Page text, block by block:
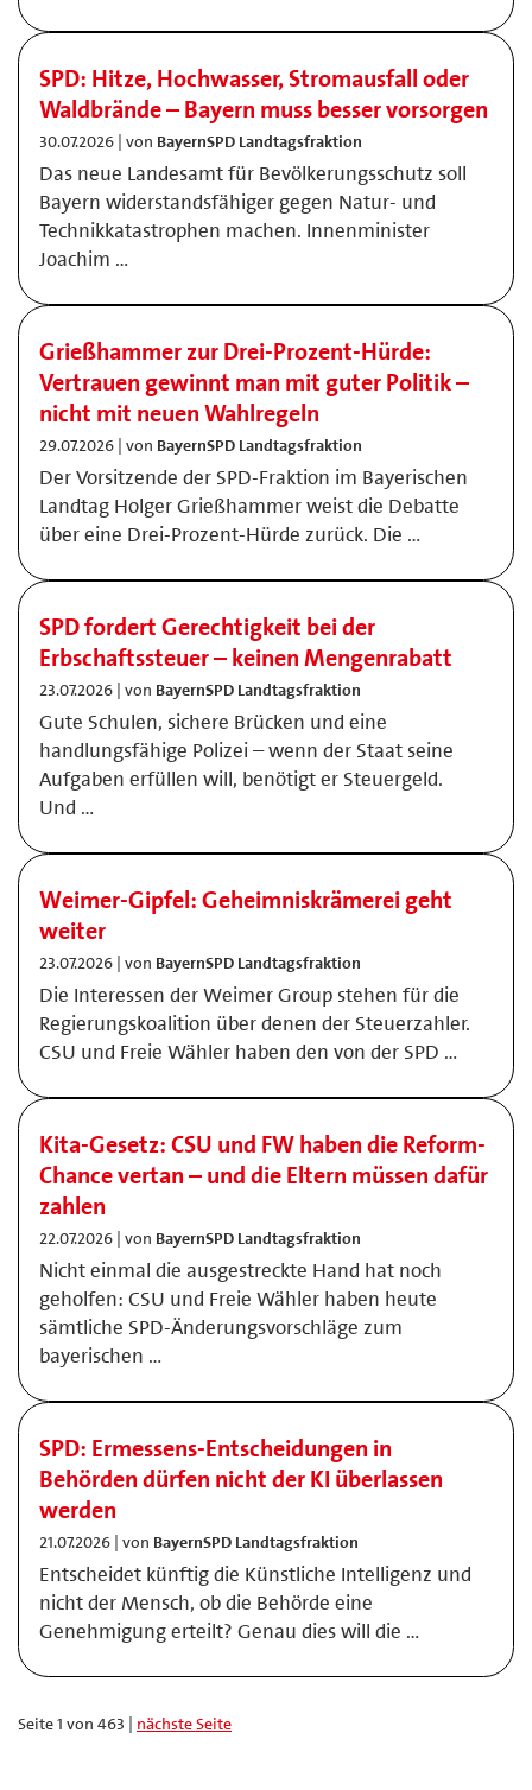
SPD: Hitze, Hochwasser, Stromausfall oder
Waldbrände – Bayern muss besser vorsorgen
30.07.2026 | von BayernSPD Landtagsfraktion
Das neue Landesamt für Bevölkerungsschutz soll
Bayern widerstandsfähiger gegen Natur- und
Technikkatastrophen machen. Innenminister
Joachim …
Grießhammer zur Drei-Prozent-Hürde:
Vertrauen gewinnt man mit guter Politik –
nicht mit neuen Wahlregeln
29.07.2026 | von BayernSPD Landtagsfraktion
Der Vorsitzende der SPD-Fraktion im Bayerischen
Landtag Holger Grießhammer weist die Debatte
über eine Drei-Prozent-Hürde zurück. Die …
SPD fordert Gerechtigkeit bei der
Erbschaftssteuer – keinen Mengenrabatt
23.07.2026 | von BayernSPD Landtagsfraktion
Gute Schulen, sichere Brücken und eine
handlungsfähige Polizei – wenn der Staat seine
Aufgaben erfüllen will, benötigt er Steuergeld.
Und …
Weimer-Gipfel: Geheimniskrämerei geht
weiter
23.07.2026 | von BayernSPD Landtagsfraktion
Die Interessen der Weimer Group stehen für die
Regierungskoalition über denen der Steuerzahler.
CSU und Freie Wähler haben den von der SPD …
Kita-Gesetz: CSU und FW haben die Reform-
Chance vertan – und die Eltern müssen dafür
zahlen
22.07.2026 | von BayernSPD Landtagsfraktion
Nicht einmal die ausgestreckte Hand hat noch
geholfen: CSU und Freie Wähler haben heute
sämtliche SPD-Änderungsvorschläge zum
bayerischen …
SPD: Ermessens-Entscheidungen in
Behörden dürfen nicht der KI überlassen
werden
21.07.2026 | von BayernSPD Landtagsfraktion
Entscheidet künftig die Künstliche Intelligenz und
nicht der Mensch, ob die Behörde eine
Genehmigung erteilt? Genau dies will die …
Seite 1 von 463 | nächste Seite